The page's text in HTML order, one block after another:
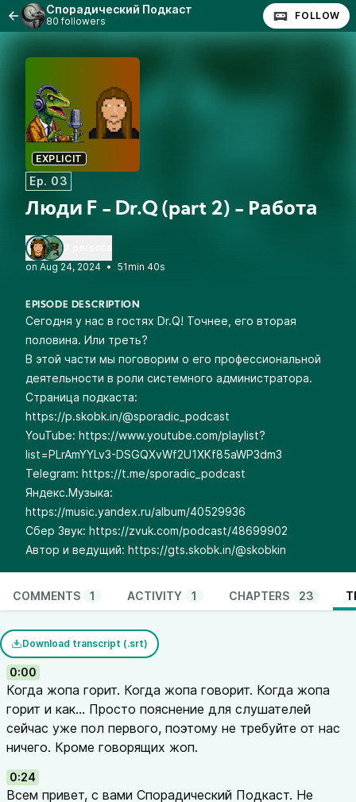
Спорадический Подкаст
80 followers FOLLOW
EXPLICIT
Ep. 03
Люди F - Dr.Q (part 2) - Работа
• 51min 40s
EPISODE DESCRIPTION
Сегодня у нас в гостях Dr.Q! Точнее, его вторая
половина. Или треть?
В этой части мы поговорим о его профессиональной
деятельности в роли системного администратора.
Страница подкаста:
https://p.skobk.in/@sporadic_podcast
YouTube: https://www.youtube.com/playlist?
list=PLrAmYYLv3-DSGQXvWf2U1XKf85aWP3dm3
Telegram: https://t.me/sporadic_podcast
Яндекс.Музыка:
https://music.yandex.ru/album/40529936
Сбер Звук: https://zvuk.com/podcast/48699902
Автор и ведущий: https://gts.skobk.in/@skobkin
COMMENTS 1 ACTIVITY 1 CHAPTERS 23
Download transcript (.srt)
0:00
Когда жопа горит. Когда жопа говорит. Когда жопа
горит и как... Просто пояснение для слушателей
сейчас уже пол первого, поэтому не требуйте от нас
ничего. Кроме говорящих жоп.
0:24
Всем привет, с вами Спорадический Подкаст. Не